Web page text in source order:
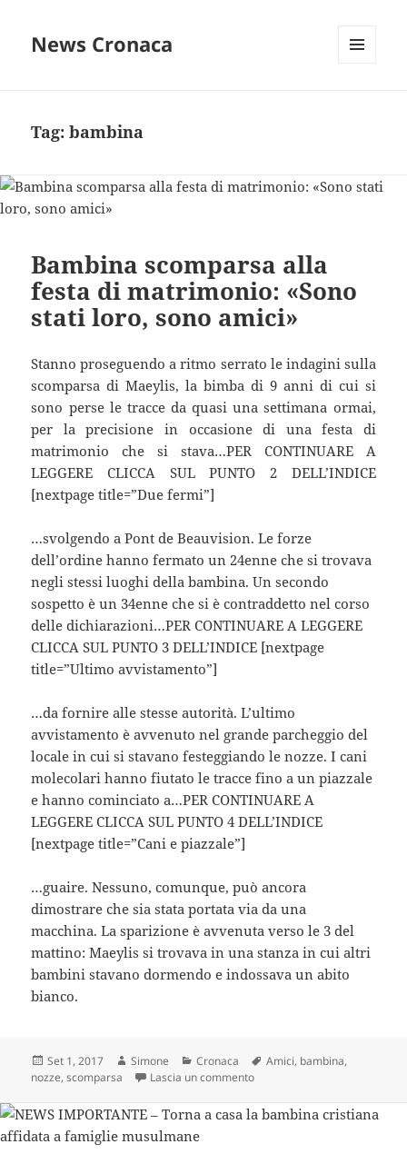
News Cronaca
Tag:bambina
Bambina scomparsa alla
festa di matrimonio: «Sono
stati loro, sono amici»
Stanno proseguendo a ritmo serrato le indagini sulla
scomparsa di Maeylis, la bimba di 9 anni di cui si
sono perse le tracce da quasi una settimana ormai,
per la precisione in occasione di una festa di
matrimonio che si stava…PER CONTINUARE A
LEGGERE CLICCA SUL PUNTO 2 DELL’INDICE
[nextpage title=”Due fermi”]
…svolgendo a Pont de Beauvision. Le forze
dell’ordine hanno fermato un 24enne che si trovava
negli stessi luoghi della bambina. Un secondo
sospetto è un 34enne che si è contraddetto nel corso
delle dichiarazioni…PER CONTINUARE A LEGGERE
CLICCA SUL PUNTO 3 DELL’INDICE [nextpage
title=”Ultimo avvistamento”]
…da fornire alle stesse autorità. L’ultimo
avvistamento è avvenuto nel grande parcheggio del
locale in cui si stavano festeggiando le nozze. I cani
molecolari hanno fiutato le tracce fino a un piazzale
e hanno cominciato a…PER CONTINUARE A
LEGGERE CLICCA SUL PUNTO 4 DELL’INDICE
[nextpage title=”Cani e piazzale”]
…guaire. Nessuno, comunque, può ancora
dimostrare che sia stata portata via da una
macchina. La sparizione è avvenuta verso le 3 del
mattino: Maeylis si trovava in una stanza in cui altri
bambini stavano dormendo e indossava un abito
bianco.
Scritto
il
Set 1, 2017 Autore
Simone Categorie
Cronaca Tag
Amici, bambina,
nozze,scomparsa Lascia un commentosu Bambina scomparsa alla